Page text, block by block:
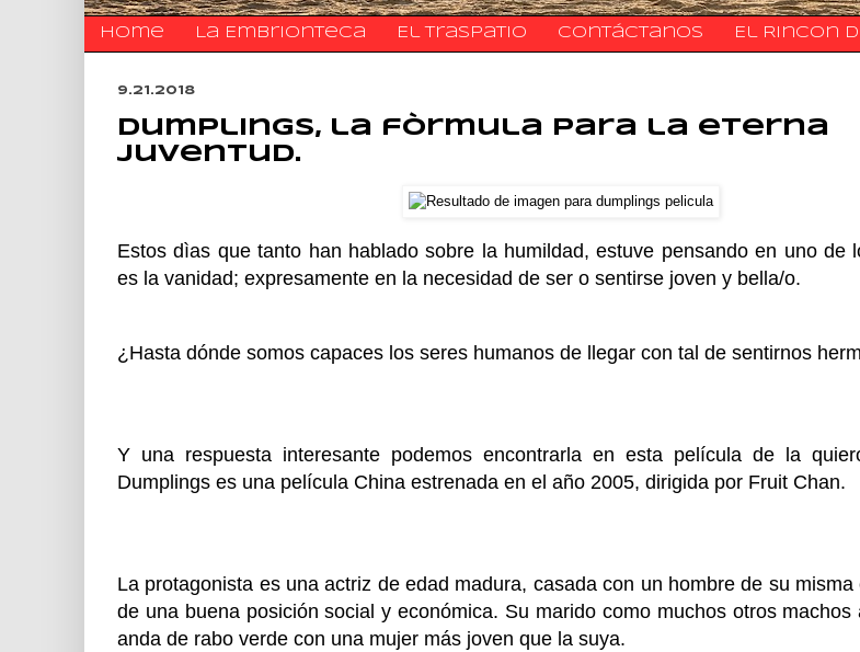
Home La Embrionteca El traspatio ​​​​​​​​​Contáctanos El Rincon
9.21.2018
Dumplings, la fòrmula para la eterna
juventud.
Estos dìas que tanto han hablado sobre la humildad, estuve pensando en uno de
es la vanidad; expresamente en la necesidad de ser o sentirse joven y bella/o.
¿Hasta dónde somos capaces los seres humanos de llegar con tal de sentirnos
Y una respuesta interesante podemos encontrarla en esta película de la
Dumplings es una película China estrenada en el año 2005, dirigida por Fruit Chan.
La protagonista es una actriz de edad madura, casada con un hombre de su misma
de una buena posición social y económica. Su marido como muchos otros machos
anda de rabo verde con una mujer más joven que la suya.